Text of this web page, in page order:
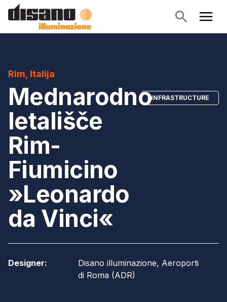
Rim, Italija
Mednarodno
letališče
Rim-
Fiumicino
»Leonardo
da Vinci«
INFRASTRUCTURE
Designer:
Disano illuminazione, Aeroporti
di Roma (ADR)